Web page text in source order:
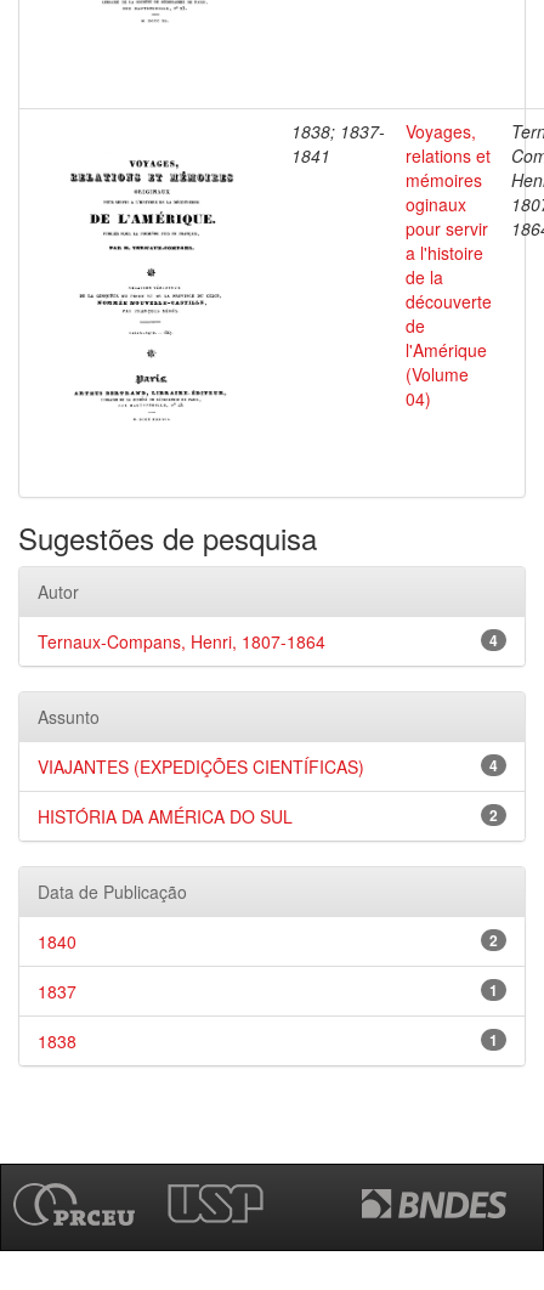
1838; 1837-
1841
Voyages,
relations et
mémoires
oginaux
pour servir
a l'histoire
de la
découverte
de
l'Amérique
(Volume
04)
Sugestões de pesquisa
Autor
4
Ternaux-Compans, Henri, 1807-1864
Assunto
4
VIAJANTES (EXPEDIÇÕES CIENTÍFICAS)
2
HISTÓRIA DA AMÉRICA DO SUL
Data de Publicação
2
1840
1
1837
1
1838